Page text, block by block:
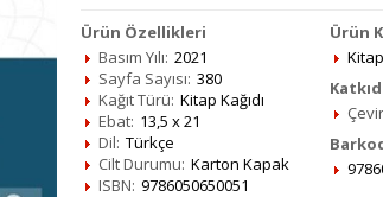
Ürün Özellikleri
Basım Yılı: 2021
Sayfa Sayısı: 380
Kağıt Türü: Kitap Kağıdı
Ebat: 13,5 x 21
Dil: Türkçe
Cilt Durumu: Karton Kapak
ISBN: 9786050650051
Ürün
Kitap